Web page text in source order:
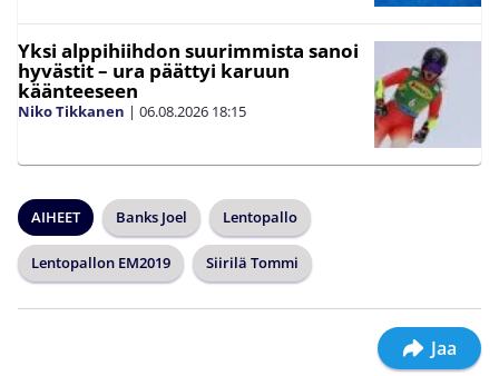
Yksi alppihiihdon suurimmista sanoi
hyvästit – ura päättyi karuun
käänteeseen
Niko Tikkanen | 06.08.2026 18:15
AIHEET Banks Joel Lentopallo
Lentopallon EM2019 Siirilä Tommi
Jaa